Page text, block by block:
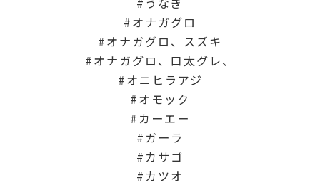
オナガグロ
オナガグロ、スズキ
オナガグロ、口太グレ、
オニヒラアジ
オモック
カーエー
ガーラ
カサゴ
カツオ